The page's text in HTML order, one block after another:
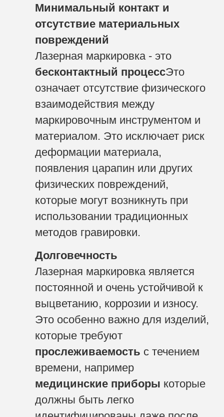
Минимальный контакт и
отсутствие материальных
повреждений
Лазерная маркировка - это
бесконтактный процессЭто
означает отсутствие физического
взаимодействия между
маркировочным инструментом и
материалом. Это исключает риск
деформации материала,
появления царапин или других
физических повреждений,
которые могут возникнуть при
использовании традиционных
методов гравировки.
Долговечность
Лазерная маркировка является
постоянной и очень устойчивой к
выцветанию, коррозии и износу.
Это особенно важно для изделий,
которые требуют
прослеживаемость с течением
времени, например
медицинские приборы которые
должны быть легко